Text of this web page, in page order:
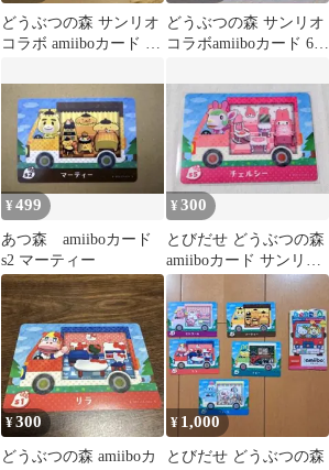
どうぶつの森 サンリオ
コラボ amiiboカード 5
どうぶつの森 サンリオ
コラボamiiboカード 6種
¥499
あつ森 amiiboカード
s2 マーティー
¥300
とびだせ どうぶつの森
amiiboカード サンリオ
チェルシー
¥300
どうぶつの森 amiiboカ
¥ 1,000
とびだせ どうぶつの森